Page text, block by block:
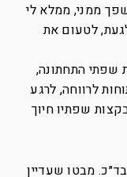
ממני, ממלא לי
לטעום את
שפתי התחתונה,
לרווחה, לרגע
שפתיו חיוך
מבטו שעדיין